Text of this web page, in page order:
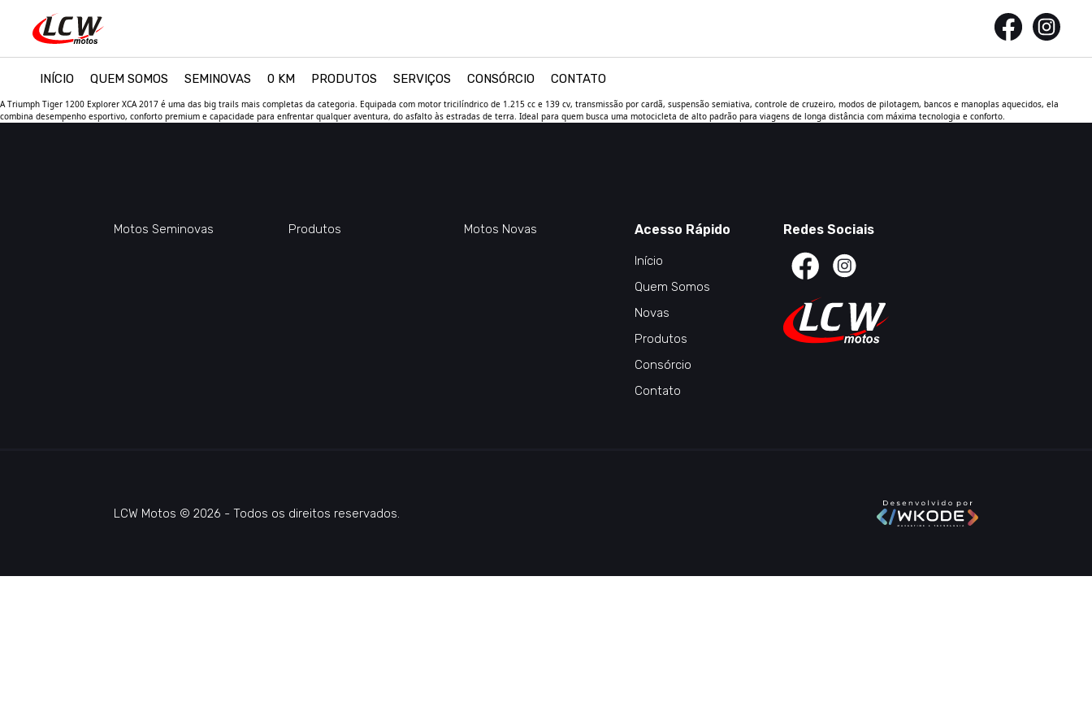
INÍCIO QUEM SOMOS SEMINOVAS 0 KM PRODUTOS SERVIÇOS CONSÓRCIO CONTATO
A Triumph Tiger 1200 Explorer XCA 2017 é uma das big trails mais completas da categoria. Equipada com motor tricilíndrico de 1.215 cc e 139 cv, transmissão por cardã, suspensão semiativa, controle de cruzeiro, modos de pilotagem, bancos e manoplas aquecidos, ela
combina desempenho esportivo, conforto premium e capacidade para enfrentar qualquer aventura, do asfalto às estradas de terra. Ideal para quem busca uma motocicleta de alto padrão para viagens de longa distância com máxima tecnologia e conforto.
Motos Seminovas Produtos Motos Novas Acesso Rápido
Início
Quem Somos
Novas
Produtos
Consórcio
Contato
Redes Sociais
LCW Motos © 2026 - Todos os direitos reservados.